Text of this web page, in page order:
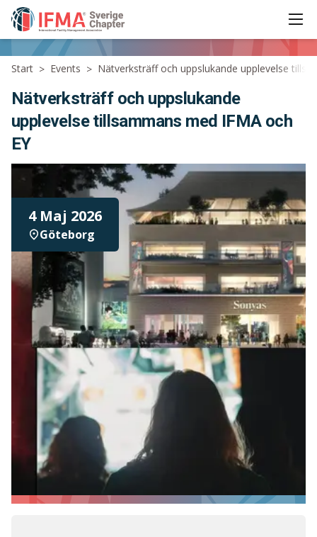
IFMA - International Facility Management Association
Start > Events > Nätverksträff och uppslukande upplevelse
Nätverksträff och uppslukande
upplevelse tillsammans med IFMA och
EY
4 Maj 2026
Göteborg